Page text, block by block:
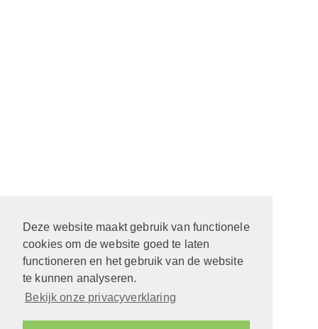
Deze website maakt gebruik van functionele
cookies om de website goed te laten
functioneren en het gebruik van de website
te kunnen analyseren.
Bekijk onze privacyverklaring